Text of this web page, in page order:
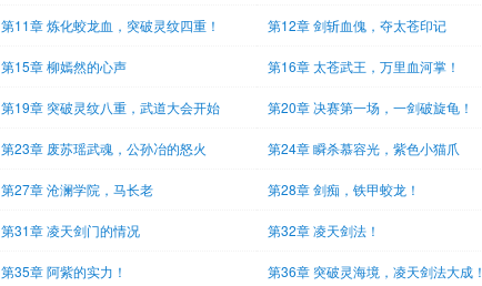
第11章 炼化蛟龙血，突破灵纹四重！ 第12章 剑斩血傀，夺太苍印记
第15章 柳嫣然的心声 第16章 太苍武王，万里血河掌！
第19章 突破灵纹八重，武道大会开始 第20章 决赛第一场，一剑破旋龟！
第23章 废苏瑶武魂，公孙冶的怒火 第24章 瞬杀慕容光，紫色小猫爪
第27章 沧澜学院，马长老 第28章 剑痴，铁甲蛟龙！
第31章 凌天剑门的情况 第32章 凌天剑法！
第35章 阿紫的实力！ 第36章 突破灵海境，凌天剑法大成！